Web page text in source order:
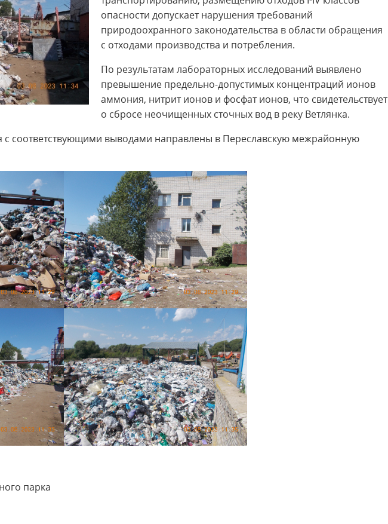
опасности допускает нарушения требований
природоохранного законодательства в области обращения
с отходами производства и потребления.
По результатам лабораторных исследований выявлено
превышение предельно-допустимых концентраций ионов
аммония, нитрит ионов и фосфат ионов, что свидетельствует
о сбросе неочищенных сточных вод в реку Ветлянка.
с соответствующими выводами направлены в Переславскую межрайонную
парка